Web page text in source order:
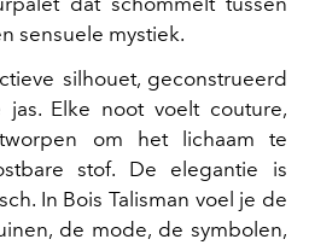
sensuele mystiek.
silhouet, geconstrueerd
jas. Elke noot voelt couture,
om het lichaam te
stof. De elegantie is
In Bois Talisman voel je de
de mode, de symbolen,